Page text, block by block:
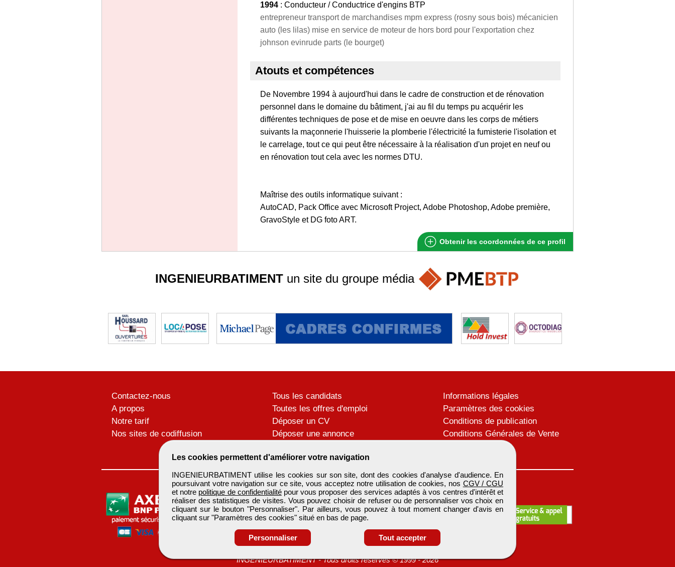
1994 : Conducteur / Conductrice d'engins BTP
entrepreneur transport de marchandises mpm express (rosny sous bois) mécanicien
auto (les lilas) mise en service de moteur de hors bord pour l'exportation chez
johnson evinrude parts (le bourget)
Atouts et compétences
De Novembre 1994 à aujourd'hui dans le cadre de construction et de rénovation
personnel dans le domaine du bâtiment, j'ai au fil du temps pu acquérir les
différentes techniques de pose et de mise en oeuvre dans les corps de métiers
suivants la maçonnerie l'huisserie la plomberie l'électricité la fumisterie l'isolation et
le carrelage, tout ce qui peut être nécessaire à la réalisation d'un projet en neuf ou
en rénovation tout cela avec les normes DTU.
Maîtrise des outils informatique suivant :
AutoCAD, Pack Office avec Microsoft Project, Adobe Photoshop, Adobe première,
GravoStyle et DG foto ART.
Obtenir les coordonnées de ce profil
Les cookies permettent d'améliorer votre navigation
INGENIEURBATIMENT utilise les cookies sur son site, dont des cookies d'analyse d'audience. En
poursuivant votre navigation sur ce site, vous acceptez notre utilisation de cookies, nos CGV / CGU
et notre politique de confidentialitépour vous proposer des services adaptés à vos centres d'intérêt et
réaliser des statistiques de visites. Vous pouvez choisir de refuser ou de personnaliser vos choix en
cliquant sur le bouton "Personnaliser". Par ailleurs, vous pouvez à tout moment changer d'avis en
cliquant sur "Paramètres des cookies" situé en bas de page.
Personnaliser Tout accepter
INGENIEURBATIMENT un site du groupe média
Contactez-nous
A propos
Notre tarif
Nos sites de codiffusion
Tous les candidats
Toutes les offres d'emploi
Déposer un CV
Déposer une annonce
Informations légales
Paramètres des cookies
Conditions de publication
Conditions Générales de Vente
INGENIEURBATIMENT -Tous droits réservés © 1999 - 2026